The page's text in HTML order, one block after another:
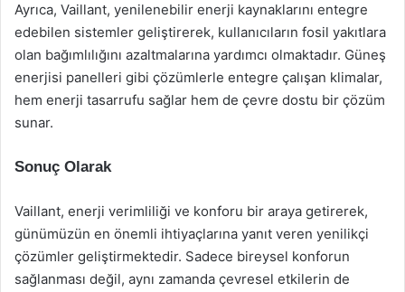
Ayrıca, Vaillant, yenilenebilir enerji kaynaklarını entegre
edebilen sistemler geliştirerek, kullanıcıların fosil yakıtlara
olan bağımlılığını azaltmalarına yardımcı olmaktadır. Güneş
enerjisi panelleri gibi çözümlerle entegre çalışan klimalar,
hem enerji tasarrufu sağlar hem de çevre dostu bir çözüm
sunar.
Sonuç Olarak
Vaillant, enerji verimliliği ve konforu bir araya getirerek,
günümüzün en önemli ihtiyaçlarına yanıt veren yenilikçi
çözümler geliştirmektedir. Sadece bireysel konforun
sağlanması değil, aynı zamanda çevresel etkilerin de